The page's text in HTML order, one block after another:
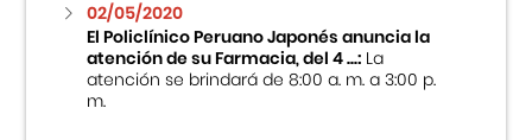
02/05/2020
El Policlínico Peruano Japonés anuncia la
atención de su Farmacia, del 4 ...:La
atención se brindará de 8:00 a. m. a 3:00 p.
m.